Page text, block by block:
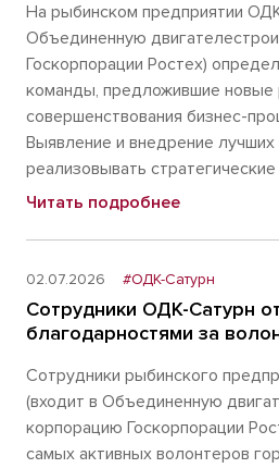
На рыбинском предприятии
Объединенную
Госкорпорации Ростех)
команды, предложившие новые
совершенствования бизнес-
Выявление и внедрение лучших
реализовывать стратегические
Читать подробнее
02.07.2026 #ОДК-Сатурн
Сотрудники ОДК-Сатурн
благодарностями за
Сотрудники рыбинского
(входит в Объединенную
корпорацию Госкорпорации
самых активных волонтеров